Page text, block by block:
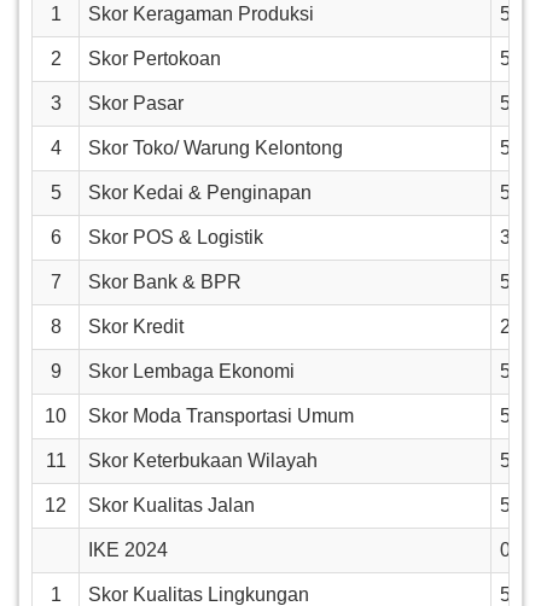
1 Skor Keragaman Produksi 5
2 Skor Pertokoan 5
3 Skor Pasar 5
4 Skor Toko/ Warung Kelontong 5
5 Skor Kedai & Penginapan 5
6 Skor POS & Logistik 3
7 Skor Bank & BPR 5
8 Skor Kredit 2
9 Skor Lembaga Ekonomi 5
10 Skor Moda Transportasi Umum 5
11 Skor Keterbukaan Wilayah 5
12 Skor Kualitas Jalan 5
IKE 2024
1 Skor Kualitas Lingkungan 5